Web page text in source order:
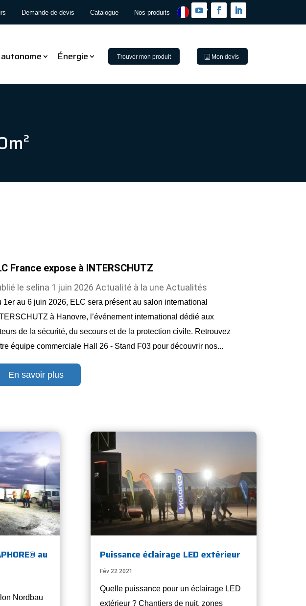
Demande de devis Catalogue Nos produits
Énergie Trouver mon produit Mon devis
France expose à INTERSCHUTZ
le selina 1 juin 2026 Actualité à la une Actualités
1er au 6 juin 2026, ELC sera présent au salon international
à Hanovre, l’événement international dédié aux
de la sécurité, du secours et de la protection civile. Retrouvez
équipe commerciale Hall 26 - Stand F03 pour découvrir nos...
En savoir plus
au
Nordbau
Puissance éclairage LED extérieur
Fév 22 2021
Quelle puissance pour un éclairage LED
extérieur ? Chantiers de nuit, zones